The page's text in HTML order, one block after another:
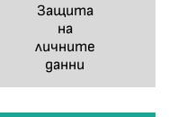
Защита
на
личните
данни